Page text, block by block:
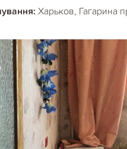
Харьков, Гагарина